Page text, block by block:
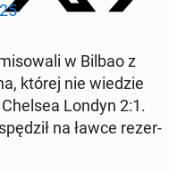
w Bilbao z
której nie wiedzie
Londyn 2:1.
na ławce rez­er­